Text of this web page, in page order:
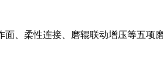
、柔性连接、磨辊联动增压等五项